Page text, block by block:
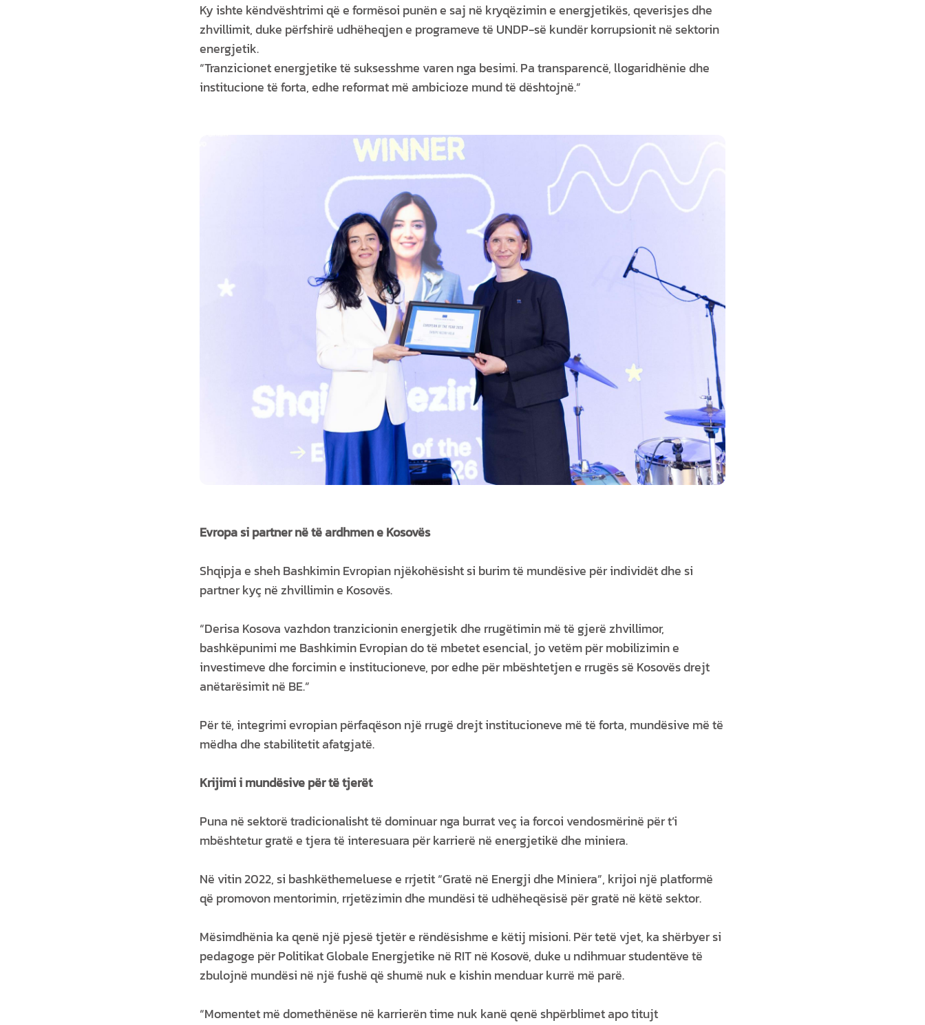
Ky ishte këndvështrimi që e formësoi punën e saj në kryqëzimin e energjetikës, qeverisjes dhe
zhvillimit, duke përfshirë udhëheqjen e programeve të UNDP-së kundër korrupsionit në sektorin
energjetik.
“Tranzicionet energjetike të suksesshme varen nga besimi. Pa transparencë, llogaridhënie dhe
institucione të forta, edhe reformat më ambicioze mund të dështojnë.”
Evropa si partner në të ardhmen e Kosovës
Shqipja e sheh Bashkimin Evropian njëkohësisht si burim të mundësive për individët dhe si
partner kyç në zhvillimin e Kosovës.
“Derisa Kosova vazhdon tranzicionin energjetik dhe rrugëtimin më të gjerë zhvillimor,
bashkëpunimi me Bashkimin Evropian do të mbetet esencial, jo vetëm për mobilizimin e
investimeve dhe forcimin e institucioneve, por edhe për mbështetjen e rrugës së Kosovës drejt
anëtarësimit në BE.”
Për të, integrimi evropian përfaqëson një rrugë drejt institucioneve më të forta, mundësive më të
mëdha dhe stabilitetit afatgjatë.
Krijimi i mundësive për të tjerët
Puna në sektorë tradicionalisht të dominuar nga burrat veç ia forcoi vendosmërinë për t’i
mbështetur gratë e tjera të interesuara për karrierë në energjetikë dhe miniera.
Në vitin 2022, si bashkëthemeluese e rrjetit “Gratë në Energji dhe Miniera”, krijoi një platformë
që promovon mentorimin, rrjetëzimin dhe mundësi të udhëheqësisë për gratë në këtë sektor.
Mësimdhënia ka qenë një pjesë tjetër e rëndësishme e këtij misioni. Për tetë vjet, ka shërbyer si
pedagoge për Politikat Globale Energjetike në RIT në Kosovë, duke u ndihmuar studentëve të
zbulojnë mundësi në një fushë që shumë nuk e kishin menduar kurrë më parë.
“Momentet më domethënëse në karrierën time nuk kanë qenë shpërblimet apo titujt